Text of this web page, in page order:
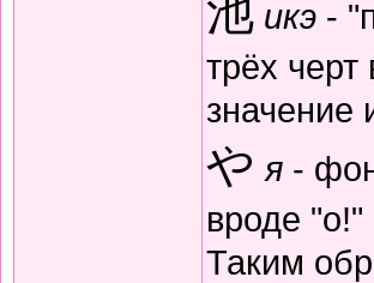
池 икэ -
трёх черт
значение
や я -
вроде
Таким